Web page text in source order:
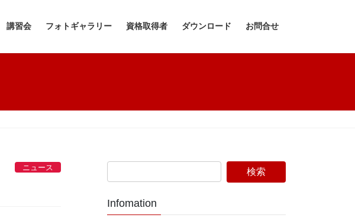
講習会 フォトギャラリー 資格取得者 ダウンロード お問合せ
ニュース
Infomation